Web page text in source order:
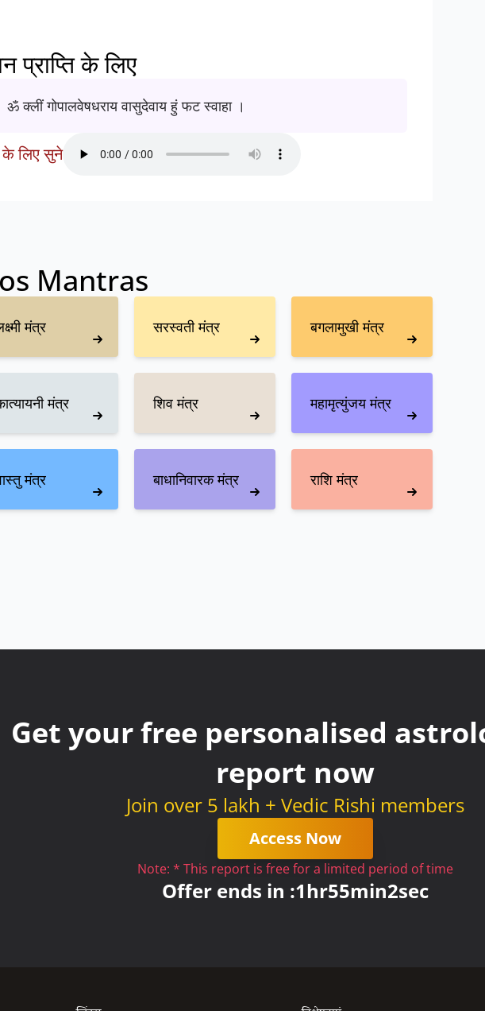
प्राप्ति के लिए
ॐ क्लीं गोपालवेषधराय वासुदेवाय हुं फट स्वाहा ।
के लिए सुने
Mantras
मंत्र सरस्वती मंत्र बगलामुखी मंत्र
मंत्र शिव मंत्र महामृत्युंजय मंत्र
मंत्र बाधानिवारक मंत्र राशि मंत्र
Get your free personalised
report now
Join over 5 lakh + Vedic Rishi members
Access Now
Note: * This report is free for a limited period of time
Offer ends in :1hr55min2sec